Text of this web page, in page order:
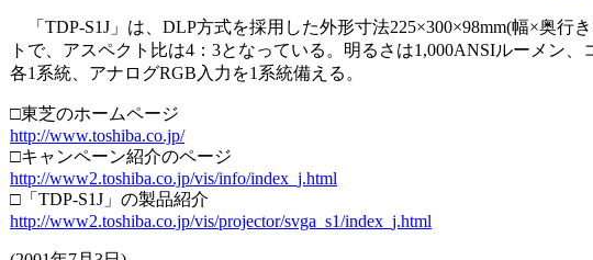
「TDP-S1J」は、DLP方式を採用した外形寸法225×300×98mm(幅×奥行
トで、アスペクト比は4：3となっている。明るさは1,000ANSIルーメン
各1系統、アナログRGB入力を1系統備える。
□東芝のホームページ
http://www.toshiba.co.jp/
□キャンペーン紹介のページ
http://www2.toshiba.co.jp/vis/info/index_j.html
□「TDP-S1J」の製品紹介
http://www2.toshiba.co.jp/vis/projector/svga_s1/index_j.html